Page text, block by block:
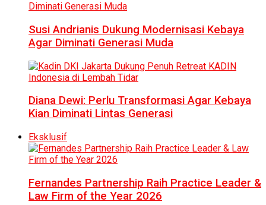
Susi Andrianis Dukung Modernisasi Kebaya
Agar Diminati Generasi Muda
Diana Dewi: Perlu Transformasi Agar Kebaya
Kian Diminati Lintas Generasi
Eksklusif
Fernandes Partnership Raih Practice Leader &
Law Firm of the Year 2026